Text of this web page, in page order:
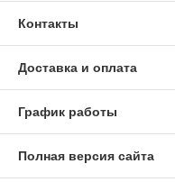
Контакты
Доставка и оплата
График работы
Полная версия сайта